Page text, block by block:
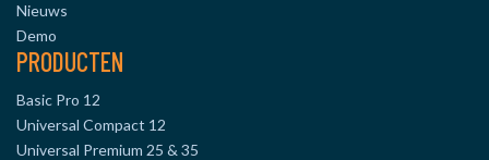
Nieuws
Demo
PRODUCTEN
Basic Pro 12
Universal Compact 12
Universal Premium 25 & 35